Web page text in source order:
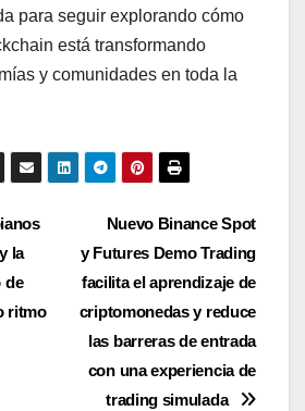
para seguir explorando cómo
está transformando
y comunidades en toda la
Nuevo Binance Spot
y Futures Demo Trading
facilita el aprendizaje de
criptomonedas y reduce
las barreras de entrada
con una experiencia de
trading simulada
la
de
ritmo